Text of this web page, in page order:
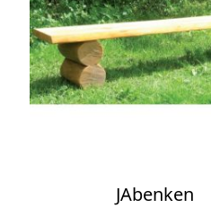
JAbenken